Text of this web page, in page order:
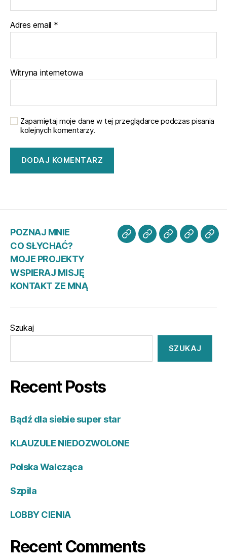
Adres email *
Witryna internetowa
Zapamiętaj moje dane w tej przeglądarce podczas pisania
kolejnych komentarzy.
POZNAJ MNIE
CO SŁYCHAĆ?
MOJE PROJEKTY
WSPIERAJ MISJĘ
KONTAKT ZE MNĄ
POZNAJ
CO
MOJE
Szukaj
SZUKAJ
Recent Posts
Bądź dla siebie super star
KLAUZULE NIEDOZWOLONE
Polska Walcząca
Szpila
LOBBY CIENIA
Recent Comments